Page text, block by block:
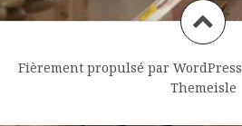
Fièrement propulsé par WordPress
Themeisle